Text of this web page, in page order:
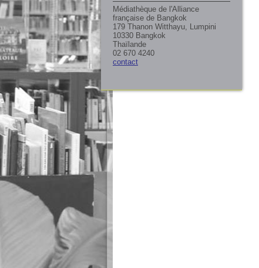
Médiathèque de l'Alliance
française de Bangkok
179 Thanon Witthayu, Lumpini
10330 Bangkok
Thaïlande
02 670 4240
contact